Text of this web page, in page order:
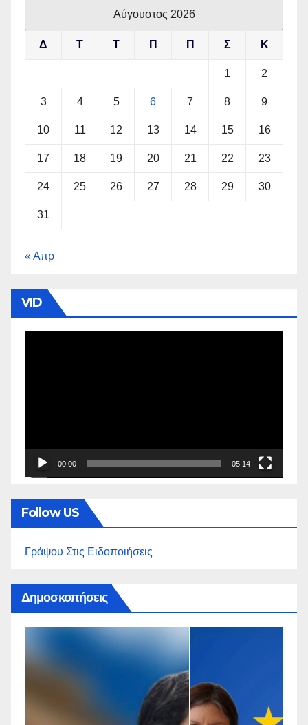
Αύγουστος 2026
Δ Τ Τ Π Π Σ Κ
1 2
3 4 5 6 7 8 9
10 11 12 13 14 15 16
17 18 19 20 21 22 23
24 25 26 27 28 29 30
31
« Απρ
VID
00:00 05:14
Follow US
Γράψου Στις Ειδοποιήσεις
Δημοσκοπήσεις